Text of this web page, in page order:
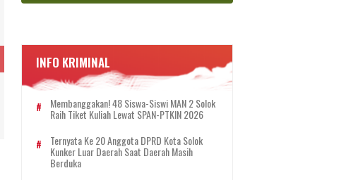
INFO KRIMINAL
Membanggakan! 48 Siswa-Siswi MAN 2 Solok
Raih Tiket Kuliah Lewat SPAN-PTKIN 2026
Ternyata Ke 20 Anggota DPRD Kota Solok
Kunker Luar Daerah Saat Daerah Masih
Berduka